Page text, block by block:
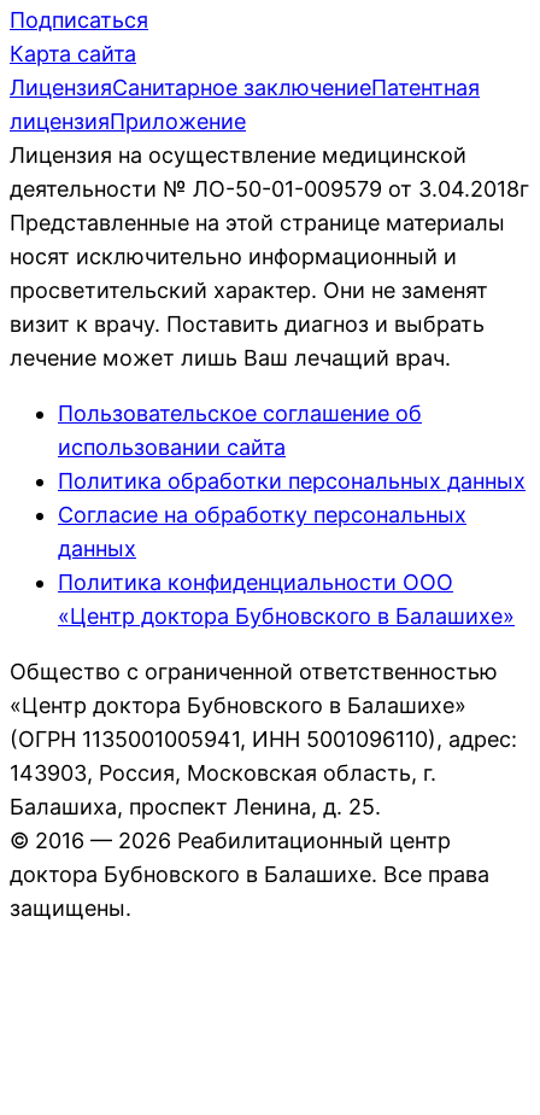
Подписаться
Карта сайта
ЛицензияСанитарное заключениеПатентная
лицензияПриложение
Лицензия на осуществление медицинской
деятельности № ЛО-50-01-009579 от 3.04.2018г
Представленные на этой странице материалы
носят исключительно информационный и
просветительский характер. Они не заменят
визит к врачу. Поставить диагноз и выбрать
лечение может лишь Ваш лечащий врач.
Пользовательское соглашение об
использовании сайта
Политика обработки персональных данных
Согласие на обработку персональных
данных
Политика конфиденциальности ООО
«Центр доктора Бубновского в Балашихе»
Общество с ограниченной ответственностью
«Центр доктора Бубновского в Балашихе»
(ОГРН 1135001005941, ИНН 5001096110), адрес:
143903, Россия, Московская область, г.
Балашиха, проспект Ленина, д. 25.
© 2016 — 2026 Реабилитационный центр
доктора Бубновского в Балашихе. Все права
защищены.